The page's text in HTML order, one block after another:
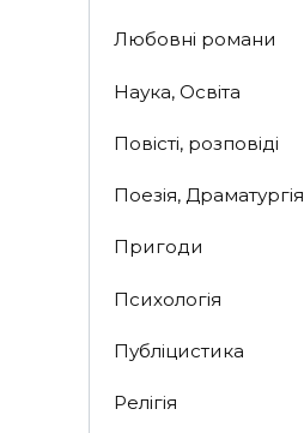
Любовні романи
Наука, Освіта
Повісті, розповіді
Поезія, Драматургія
Пригоди
Психологія
Публіцистика
Релігія